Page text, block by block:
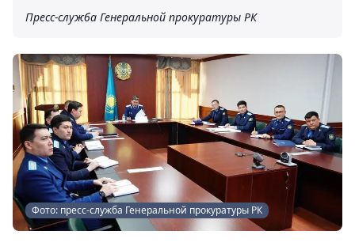
Пресс-служба Генеральной прокуратуры РК
Фото: пресс-служба Генеральной прокуратуры РК